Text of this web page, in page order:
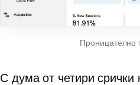
Проницателно
С дума от четири срички